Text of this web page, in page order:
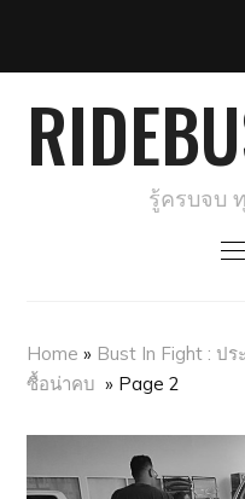
รู้ครบจบ
Home » Bust In Fight : ป
ซื้อน่าคบ » Page 2